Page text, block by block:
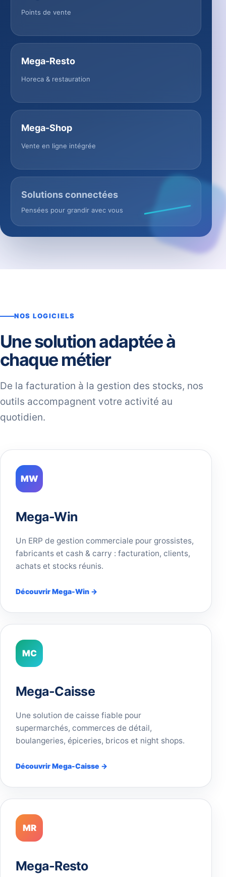
Points de vente
Mega-Resto
Horeca & restauration
Mega-Shop
Vente en ligne intégrée
Solutions connectées
Pensées pour grandir avec vous
NOS LOGICIELS
Une solution adaptée à
chaque métier
De la facturation à la gestion des stocks, nos
outils accompagnent votre activité au
quotidien.
MW
Mega-Win
Un ERP de gestion commerciale pour grossistes,
fabricants et cash & carry : facturation, clients,
achats et stocks réunis.
Découvrir Mega-Win →
MC
Mega-Caisse
Une solution de caisse fiable pour
supermarchés, commerces de détail,
boulangeries, épiceries, bricos et night shops.
Découvrir Mega-Caisse →
MR
Mega-Resto